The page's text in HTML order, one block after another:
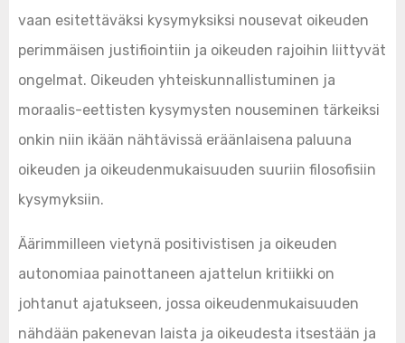
vaan esitettäväksi kysymyksiksi nousevat oikeuden
perimmäisen justifiointiin ja oikeuden rajoihin liittyvät
ongelmat. Oikeuden yhteiskunnallistuminen ja
moraalis-eettisten kysymysten nouseminen tärkeiksi
onkin niin ikään nähtävissä eräänlaisena paluuna
oikeuden ja oikeudenmukaisuuden suuriin filosofisiin
kysymyksiin.
Äärimmilleen vietynä positivistisen ja oikeuden
autonomiaa painottaneen ajattelun kritiikki on
johtanut ajatukseen, jossa oikeudenmukaisuuden
nähdään pakenevan laista ja oikeudesta itsestään ja